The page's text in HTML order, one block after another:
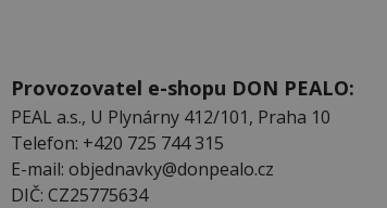
Provozovatel e-shopu DON PEALO:
PEAL a.s., U Plynárny 412/101, Praha 10
Telefon: +420 725 744 315
E-mail: objednavky@donpealo.cz
DIČ: CZ25775634